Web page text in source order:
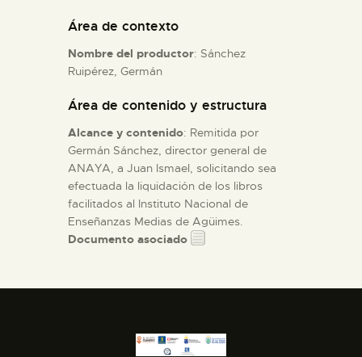
ESPAÑOL
Área de contexto
Nombre del productor: Sánchez
Ruipérez, Germán
Área de contenido y estructura
Alcance y contenido: Remitida por
Germán Sánchez, director general de
ANAYA, a Juan Ismael, solicitando sea
efectuada la liquidación de los libros
facilitados al Instituto Nacional de
Enseñanzas Medias de Agüimes.
Documento asociado